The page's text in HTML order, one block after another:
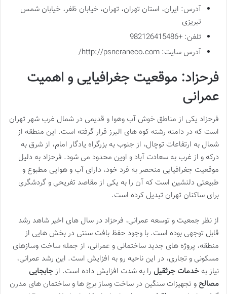
آدرس: ایران، استان تهران، تهران، خیابان ظفر، خیابان شمس
تبریزی
تلفن: +982126415486
آدرس سایت: http://psncraneco.com/
فرحزاد: موقعیت جغرافیایی و اهمیت
عمرانی
فرحزاد یکی از مناطق خوش آب وهوا و قدیمی در شمال غرب شهر تهران
است که در دامنه رشته کوه های البرز قرار گرفته است. این منطقه از
شمال به ارتفاعات توچال، از جنوب به بزرگراه یادگار امام، از شرق به
درکه و از غرب به سعادت آباد و اوین محدود می شود. فرحزاد به دلیل
موقعیت جغرافیایی منحصر به فرد خود، دارای آب و هوایی مطبوع و
طبیعتی دلنشین است که آن را به یکی از مقاصد تفریحی و گردشگری
برای ساکنان تهران تبدیل کرده است.
از نظر جمعیت و توسعه عمرانی، فرحزاد در سال های اخیر شاهد رشد
قابل توجهی بوده است. با وجود حفظ بافت سنتی در بخش هایی از
منطقه، پروژه های جدید ساختمانی و عمرانی، از جمله ساخت وسازهای
مسکونی و تجاری، در این ناحیه رو به افزایش است. این رشد عمرانی،
نیاز به خدمات جرثقیل را به شدت افزایش داده است. ازجابجایی
مصالح و تجهیزات سنگین در ساخت وساز برج ها و ساختمان های مدرن